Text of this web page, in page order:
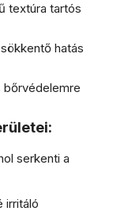
textúra tartós
hatás
bőrvédelemre
serkenti a
irritáló